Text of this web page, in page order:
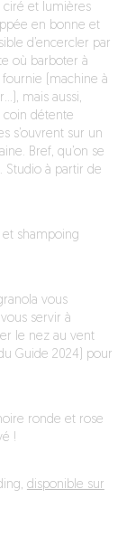
ciré et lumières
en bonne et
d’encercler par
où barboter à
(machine à
mais aussi,
coin détente
s’ouvrent sur un
Bref, qu’on se
Studio à partir de
shampoing
vous
servir à
le nez au vent
Guide 2024) pour
ronde et rose
!
disponible sur